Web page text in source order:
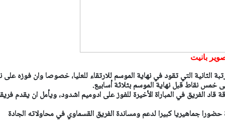
بانيت
الثانية التي تقود في نهاية الموسم للارتقاء للعليا، خصوصا وان فوزه
خمس نقاط قبل نهاية الموسم بثلاثة أسابيع.
قاد الفريق في المباراة الأخيرة للفوز على ادوميم اشدود، ويأمل ان يقدم
حضورا جماهيريا كبيرا لدعم ومساندة الفريق القسماوي في محاولاته الجادة